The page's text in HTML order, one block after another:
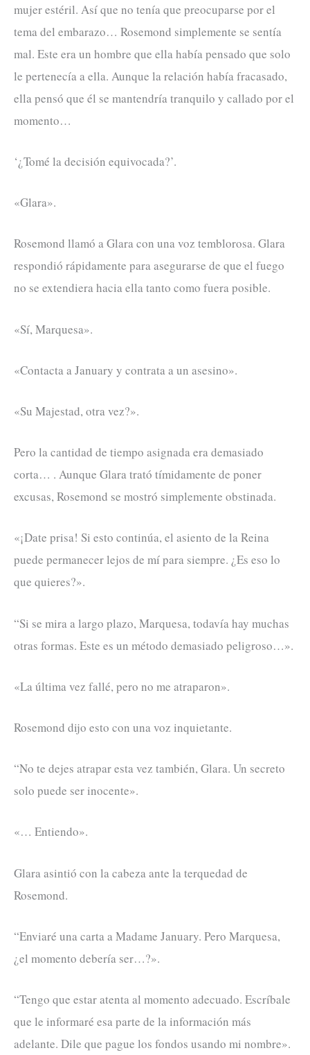
mujer estéril. Así que no tenía que preocuparse por el
tema del embarazo… Rosemond simplemente se sentía
mal. Este era un hombre que ella había pensado que solo
le pertenecía a ella. Aunque la relación había fracasado,
ella pensó que él se mantendría tranquilo y callado por el
momento…
‘¿Tomé la decisión equivocada?’.
«Glara».
Rosemond llamó a Glara con una voz temblorosa. Glara
respondió rápidamente para asegurarse de que el fuego
no se extendiera hacia ella tanto como fuera posible.
«Sí, Marquesa».
«Contacta a January y contrata a un asesino».
«Su Majestad, otra vez?».
Pero la cantidad de tiempo asignada era demasiado
corta… . Aunque Glara trató tímidamente de poner
excusas, Rosemond se mostró simplemente obstinada.
«¡Date prisa! Si esto continúa, el asiento de la Reina
puede permanecer lejos de mí para siempre. ¿Es eso lo
que quieres?».
“Si se mira a largo plazo, Marquesa, todavía hay muchas
otras formas. Este es un método demasiado peligroso…».
«La última vez fallé, pero no me atraparon».
Rosemond dijo esto con una voz inquietante.
“No te dejes atrapar esta vez también, Glara. Un secreto
solo puede ser inocente».
«… Entiendo».
Glara asintió con la cabeza ante la terquedad de
Rosemond.
“Enviaré una carta a Madame January. Pero Marquesa,
¿el momento debería ser…?».
“Tengo que estar atenta al momento adecuado. Escríbale
que le informaré esa parte de la información más
adelante. Dile que pague los fondos usando mi nombre».